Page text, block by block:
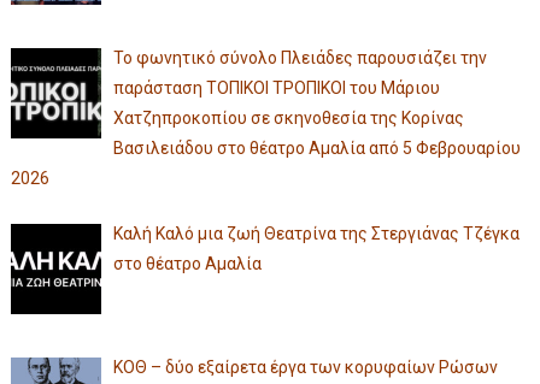
Το φωνητικό σύνολο Πλειάδες παρουσιάζει την
παράσταση ΤΟΠΙΚΟΙ ΤΡΟΠΙΚΟΙ του Μάριου
Χατζηπροκοπίου σε σκηνοθεσία της Κορίνας
Βασιλειάδου στο θέατρο Αμαλία από 5 Φεβρουαρίου
2026
Καλή Καλό μια ζωή Θεατρίνα της Στεργιάνας Τζέγκα
στο θέατρο Αμαλία
ΚΟΘ – δύο εξαίρετα έργα των κορυφαίων Ρώσων